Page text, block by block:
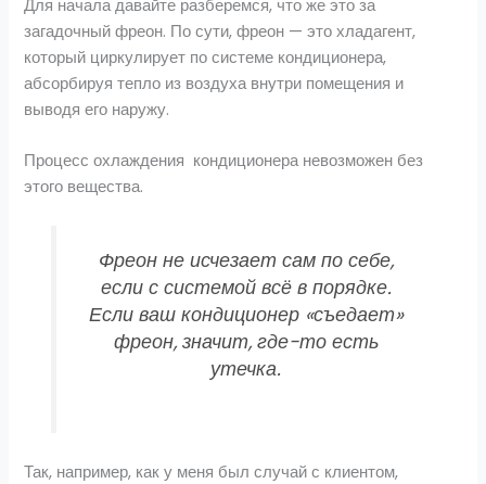
Для начала давайте разберемся, что же это за
загадочный фреон. По сути, фреон — это хладагент,
который циркулирует по системе кондиционера,
абсорбируя тепло из воздуха внутри помещения и
выводя его наружу.
Процесс охлаждения кондиционера невозможен без
этого вещества.
Фреон не исчезает сам по себе,
если с системой всё в порядке.
Если ваш кондиционер «съедает»
фреон, значит, где-то есть
утечка.
Так, например, как у меня был случай с клиентом,